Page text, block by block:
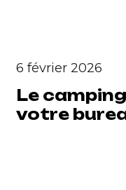
6 février 2026
Le
votre